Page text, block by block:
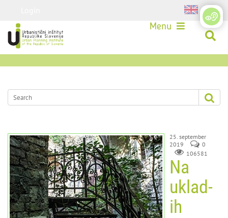
Menu
25. september
2019
0
106581
Na
uklad-
ih